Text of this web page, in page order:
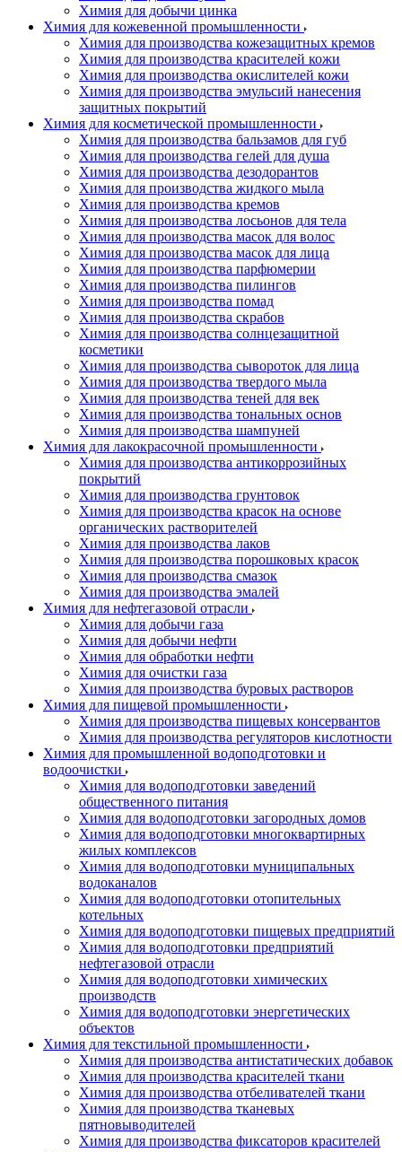
Химия для добычи цинка
Химия для кожевенной промышленности
Химия для производства кожезащитных кремов
Химия для производства красителей кожи
Химия для производства окислителей кожи
Химия для производства эмульсий нанесения
защитных покрытий
Химия для косметической промышленности
Химия для производства бальзамов для губ
Химия для производства гелей для душа
Химия для производства дезодорантов
Химия для производства жидкого мыла
Химия для производства кремов
Химия для производства лосьонов для тела
Химия для производства масок для волос
Химия для производства масок для лица
Химия для производства парфюмерии
Химия для производства пилингов
Химия для производства помад
Химия для производства скрабов
Химия для производства солнцезащитной
косметики
Химия для производства сывороток для лица
Химия для производства твердого мыла
Химия для производства теней для век
Химия для производства тональных основ
Химия для производства шампуней
Химия для лакокрасочной промышленности
Химия для производства антикоррозийных
покрытий
Химия для производства грунтовок
Химия для производства красок на основе
органических растворителей
Химия для производства лаков
Химия для производства порошковых красок
Химия для производства смазок
Химия для производства эмалей
Химия для нефтегазовой отрасли
Химия для добычи газа
Химия для добычи нефти
Химия для обработки нефти
Химия для очистки газа
Химия для производства буровых растворов
Химия для пищевой промышленности
Химия для производства пищевых консервантов
Химия для производства регуляторов кислотности
Химия для промышленной водоподготовки и
водоочистки
Химия для водоподготовки заведений
общественного питания
Химия для водоподготовки загородных домов
Химия для водоподготовки многоквартирных
жилых комплексов
Химия для водоподготовки муниципальных
водоканалов
Химия для водоподготовки отопительных
котельных
Химия для водоподготовки пищевых предприятий
Химия для водоподготовки предприятий
нефтегазовой отрасли
Химия для водоподготовки химических
производств
Химия для водоподготовки энергетических
объектов
Химия для текстильной промышленности
Химия для производства антистатических добавок
Химия для производства красителей ткани
Химия для производства отбеливателей ткани
Химия для производства тканевых
пятновыводителей
Химия для производства фиксаторов красителей